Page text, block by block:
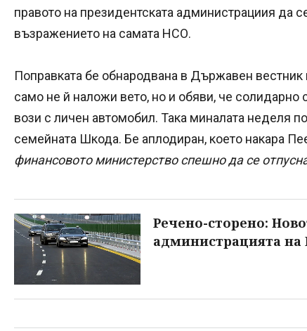
правото на президентската администрациия да
възражението на самата НСО.
Поправката бе обнародвана в Държавен
само не й наложи вето, но и обяви, че
вози с личен автомобил. Така миналата неделя
семейната Шкода. Бе аплодиран, което накара
финансовото министерство спешно да се
Речено-сторено:
администрацията на